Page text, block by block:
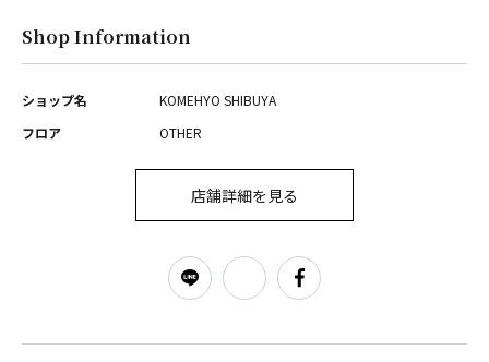
Shop Information
ショップ名
KOMEHYO SHIBUYA
フロア
OTHER
店舗詳細を見る